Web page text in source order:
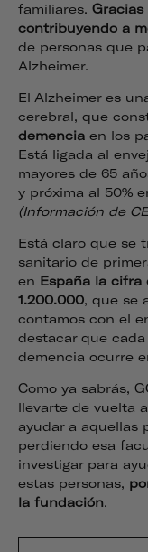
familiares.
contribuyendo a
de personas que
Alzheimer.
El Alzheimer es
cerebral, que
demencia en los
Está ligada al
mayores de 65
y próxima al 50%
(Información de
Está claro que se
sanitario de
en España la cifra
1.200.000, que se
contamos con el
destacar que
demencia ocurre
Como ya sabrás,
llevarte de vuelta
ayudar a aquellas
perdiendo esa
investigar para
estas personas,
la fundación.